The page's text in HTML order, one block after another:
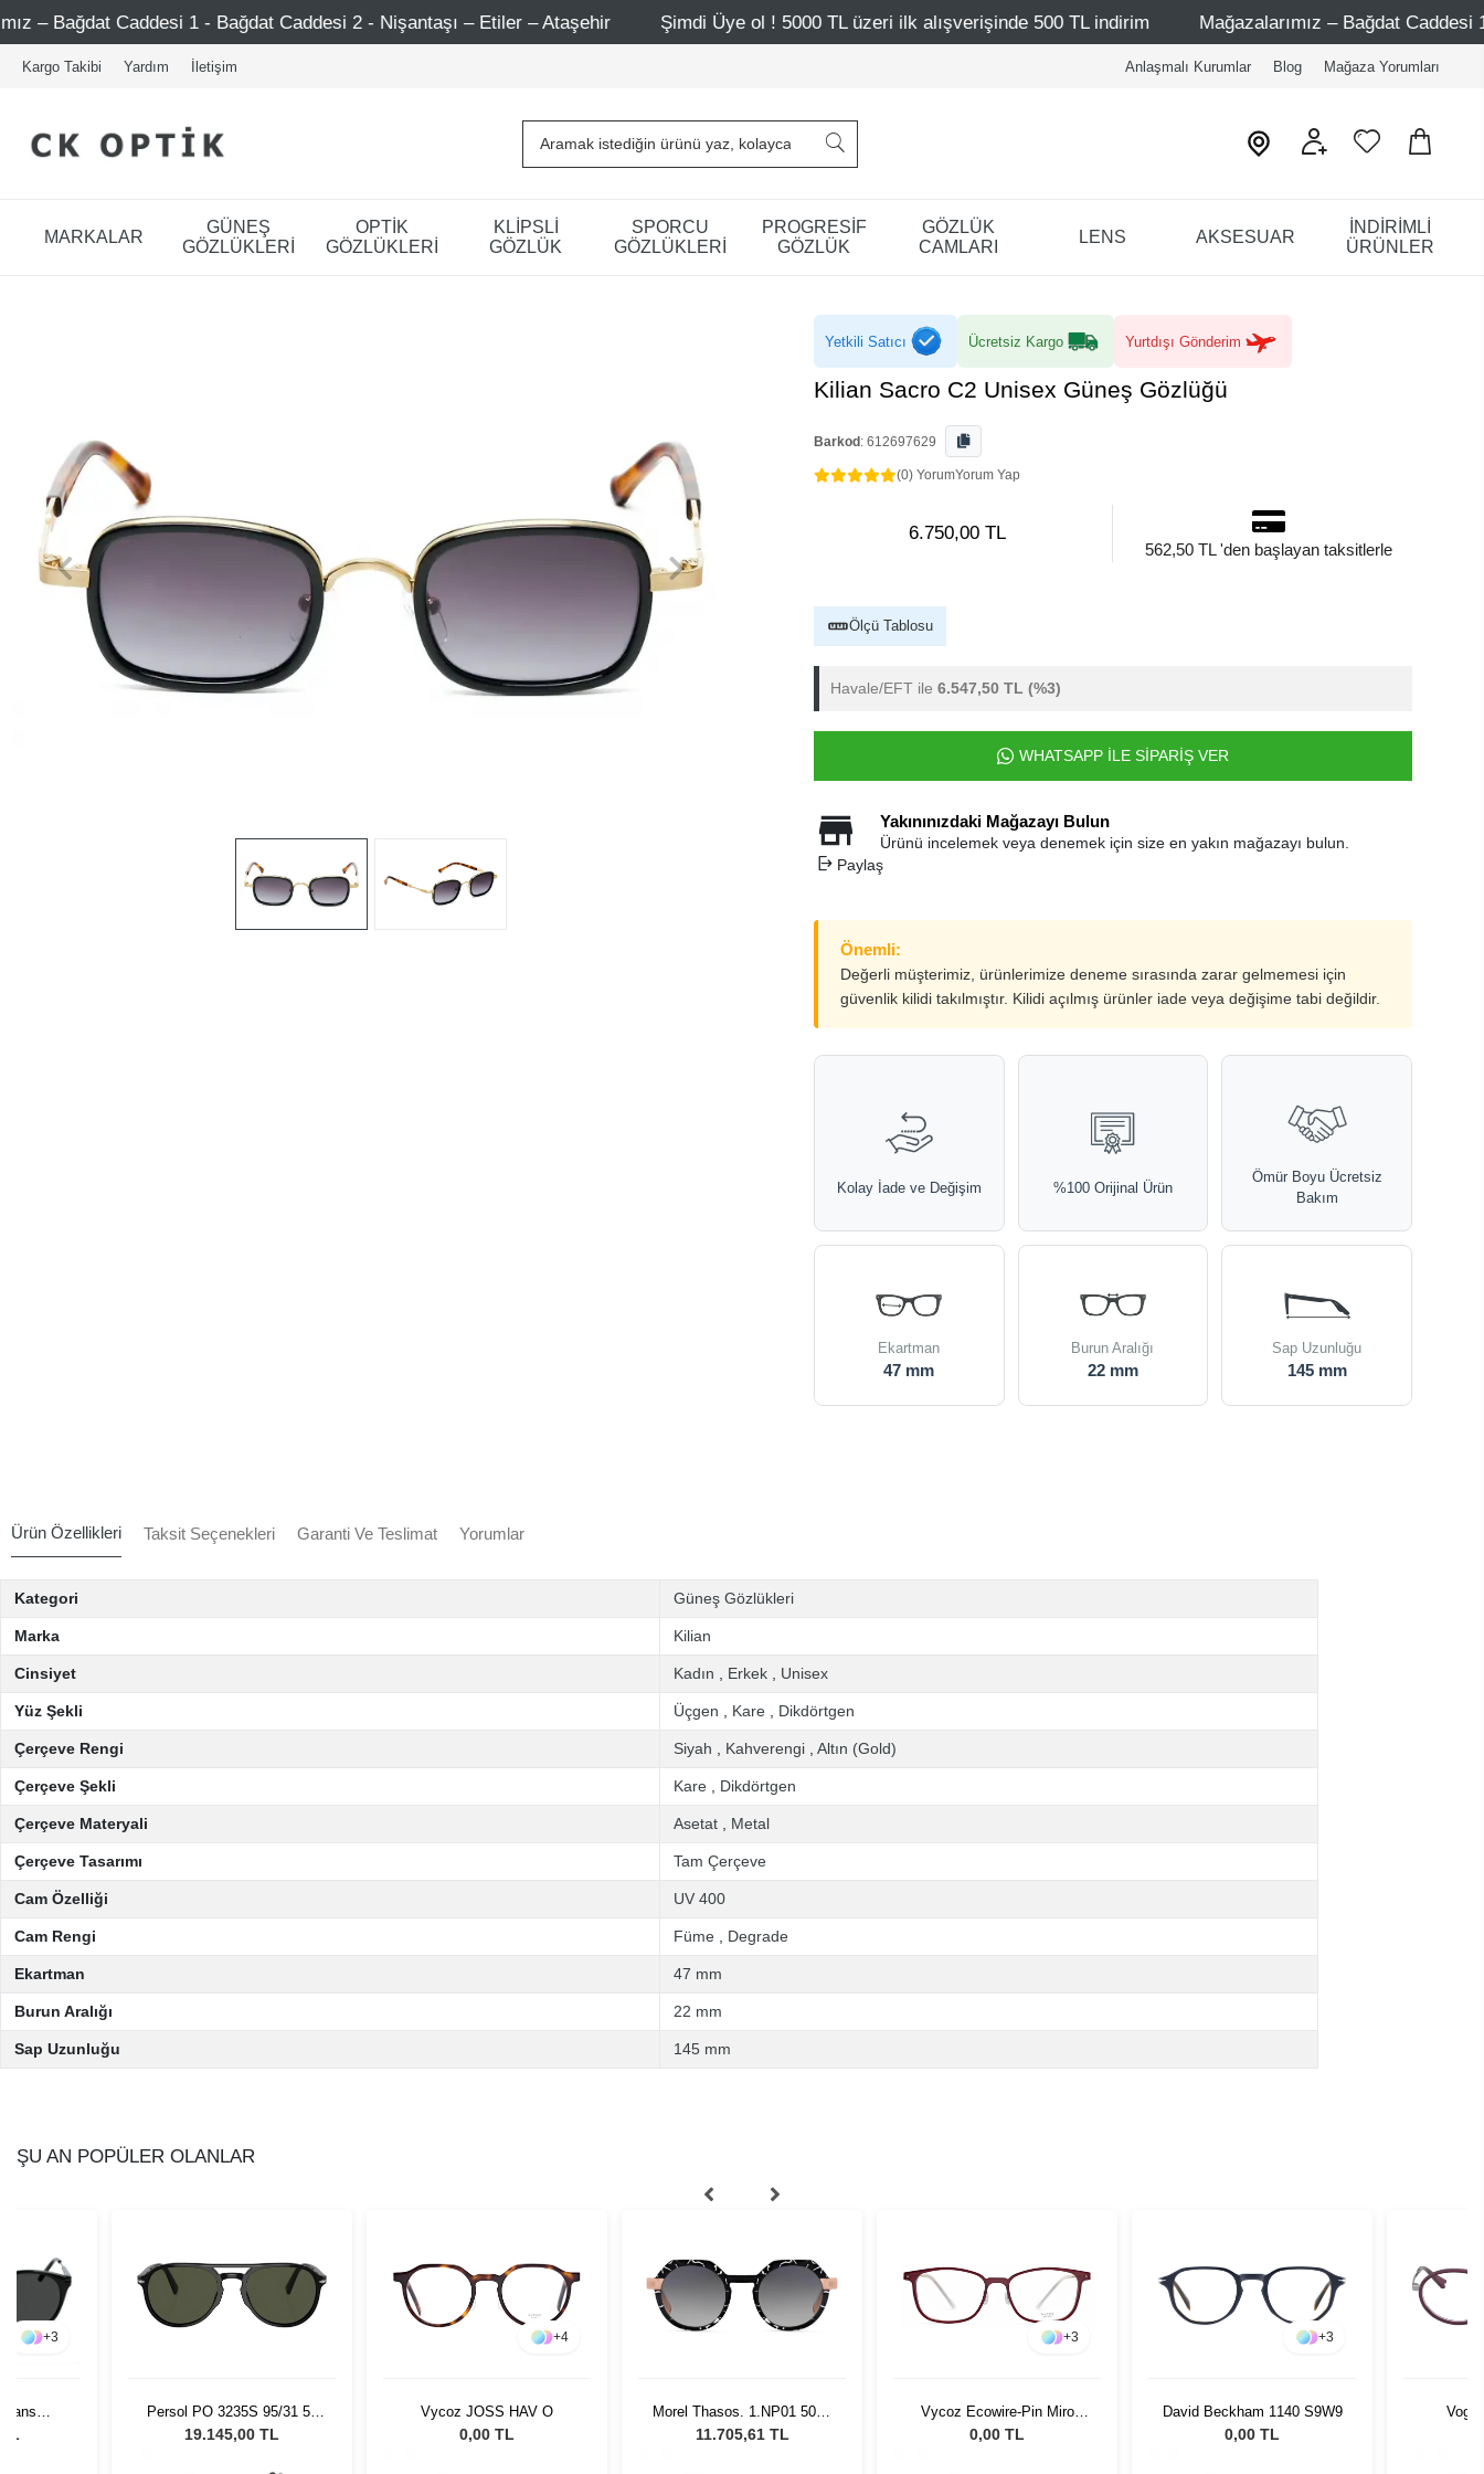
1 - Bağdat Caddesi 2 - Nişantaşı – Etiler – Ataşehir Şimdi Üye ol ! 5000 TL üzeri ilk alışverişinde 500 TL indirim Mağazalarımız – Bağdat Caddesi 1 - Bağdat
Kargo Takibi Yardım İletişim Anlaşmalı Kurumlar Blog Mağaza Yorumları
MARKALAR
GÜNEŞ
GÖZLÜKLERİ
OPTİK
GÖZLÜKLERİ
KLİPSLİ
GÖZLÜK
SPORCU
GÖZLÜKLERİ
PROGRESİF
GÖZLÜK
GÖZLÜK
CAMLARI
LENS AKSESUAR
İNDİRİMLİ
ÜRÜNLER
Yetkili Satıcı Ücretsiz Kargo Yurtdışı Gönderim
Kilian Sacro C2 Unisex Güneş Gözlüğü
Barkod : 612697629
(0) YorumYorum Yap
6.750,00 TL
562,50 TL 'den başlayan taksitlerle
Ölçü Tablosu
Havale/EFT ile 6.547,50 TL (%3)
WHATSAPP İLE SİPARİŞ VER
Yakınınızdaki Mağazayı Bulun
Ürünü incelemek veya denemek için size en yakın mağazayı bulun.
Paylaş
Önemli:
Değerli müşterimiz, ürünlerimize deneme sırasında zarar gelmemesi için
güvenlik kilidi takılmıştır. Kilidi açılmış ürünler iade veya değişime tabi değildir.
Kolay İade ve Değişim %100 Orijinal Ürün
Ömür Boyu Ücretsiz
Bakım
Ekartman
47 mm
Burun Aralığı
22 mm
Sap Uzunluğu
145 mm
Ürün Özellikleri Taksit Seçenekleri Garanti Ve Teslimat Yorumlar
Kategori Güneş Gözlükleri
Marka Kilian
Cinsiyet Kadın Erkek Unisex
Yüz Şekli Üçgen Kare Dikdörtgen
Çerçeve Rengi Siyah Kahverengi Altın (Gold)
Çerçeve Şekli Kare Dikdörtgen
Çerçeve Materyali Asetat Metal
Çerçeve Tasarımı Tam Çerçeve
Cam Özelliği UV 400
Cam Rengi Füme Degrade
Ekartman 47 mm
Burun Aralığı 22 mm
Sap Uzunluğu 145 mm
ŞU AN POPÜLER OLANLAR
+3
Persol PO 3235S 95/31 55
Unisex Güneş Gözlüğü
19.145,00 TL
+4
Vycoz JOSS HAV O
0,00 TL
Morel Thasos. 1.NP01 5022
Kadın Güneş Gözlüğü
11.705,61 TL
+3
Vycoz Ecowire-Pin Miro
RED 53-17 51520
0,00 TL
+3
David Beckham 1140 S9W9
0,00 TL